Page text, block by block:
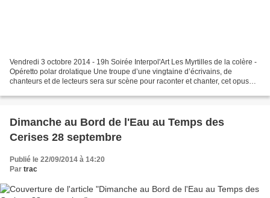
Vendredi 3 octobre 2014 - 19h Soirée Interpol'Art Les Myrtilles de la colère -
Opéretto polar drolatique Une troupe d’une vingtaine d’écrivains, de
chanteurs et de lecteurs sera sur scène pour raconter et chanter, cet opus
Dimanche au Bord de l'Eau au Temps des
Cerises 28 septembre
Publié le 22/09/2014 à 14:20
Par trac